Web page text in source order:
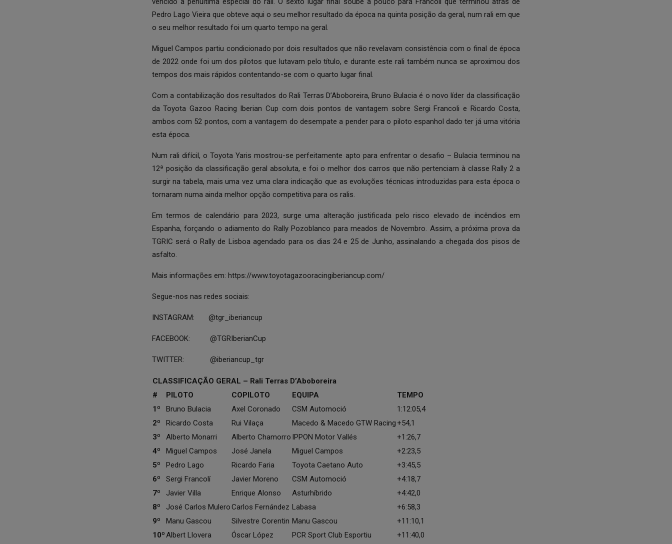
Pedro Lago Vieira que obteve aqui o seu melhor resultado da época na quinta posição da geral, num rali em que
o seu melhor resultado foi um quarto tempo na geral.
Miguel Campos partiu condicionado por dois resultados que não revelavam consistência com o final de época
de 2022 onde foi um dos pilotos que lutavam pelo título, e durante este rali também nunca se aproximou dos
tempos dos mais rápidos contentando-se com o quarto lugar final.
Com a contabilização dos resultados do Rali Terras D’Aboboreira, Bruno Bulacia é o novo líder da classificação
da Toyota Gazoo Racing Iberian Cup com dois pontos de vantagem sobre Sergi Francoli e Ricardo Costa,
ambos com 52 pontos, com a vantagem do desempate a pender para o piloto espanhol dado ter já uma vitória
esta época.
Num rali difícil, o Toyota Yaris mostrou-se perfeitamente apto para enfrentar o desafio – Bulacia terminou na
12ª posição da classificação geral absoluta, e foi o melhor dos carros que não pertenciam à classe Rally 2 a
surgir na tabela, mais uma vez uma clara indicação que as evoluções técnicas introduzidas para esta época o
tornaram numa ainda melhor opção competitiva para os ralis.
Em termos de calendário para 2023, surge uma alteração justificada pelo risco elevado de incêndios em
Espanha, forçando o adiamento do Rally Pozoblanco para meados de Novembro. Assim, a próxima prova da
TGRIC será o Rally de Lisboa agendado para os dias 24 e 25 de Junho, assinalando a chegada dos pisos de
asfalto.
Mais informações em: https://www.toyotagazooracingiberiancup.com/
Segue-nos nas redes sociais:
INSTAGRAM: @tgr_iberiancup
FACEBOOK: @TGRIberianCup
TWITTER: @iberiancup_tgr
CLASSIFICAÇÃO GERAL – Rali Terras D’Aboboreira
#
PILOTO COPILOTO EQUIPA
TEMPO
1º
Bruno Bulacia Axel Coronado CSM Automoció
1:12:05,4
2º
Ricardo Costa Rui Vilaça Macedo & Macedo GTW Racing+54,1
3º
Alberto Monarri Alberto Chamorro IPPON Motor Vallés
+1:26,7
4º
Miguel Campos José Janela Miguel Campos
+2:23,5
5º
Pedro Lago Ricardo Faria Toyota Caetano Auto
+3:45,5
6º
Sergi Francolí Javier Moreno CSM Automoció
+4:18,7
7º
Javier Villa Enrique Alonso Asturhíbrido
+4:42,0
8º
José Carlos MuleroCarlos Fernández Labasa
+6:58,3
9º
Manu Gascou Silvestre Corentin Manu Gascou
+11:10,1
10ºAlbert Llovera Óscar López PCR Sport Club Esportiu
+11:40,0